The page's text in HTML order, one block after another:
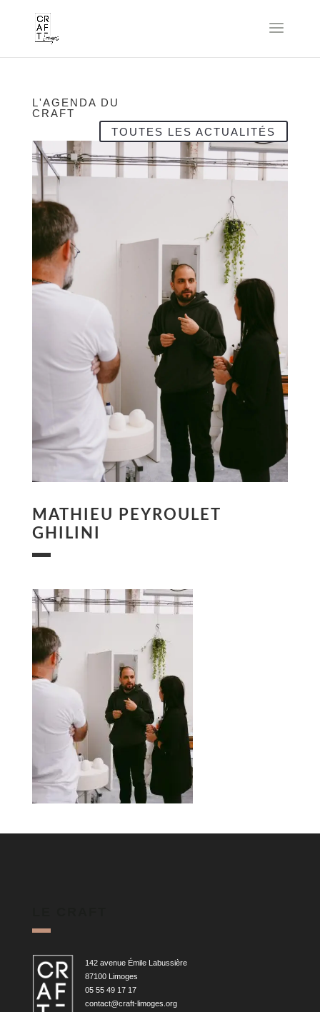
L'AGENDA DU
CRAFT
TOUTES LES ACTUALITÉS
MATHIEU PEYROULET
GHILINI
142 avenue Émile Labussière
87100 Limoges
05 55 49 17 17
contact@craft-limoges.org